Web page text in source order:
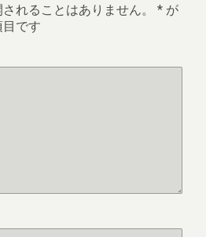
れることはありません。 * が
です